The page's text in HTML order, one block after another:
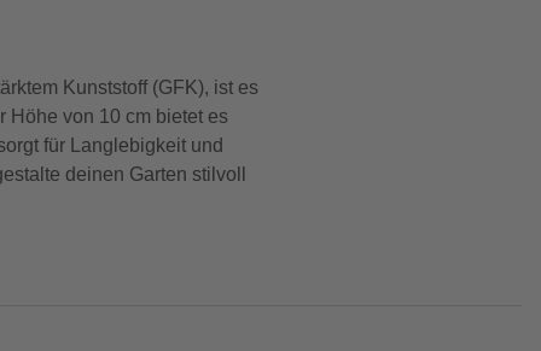
Kunststoff (GFK), ist es
Höhe von 10 cm bietet es
für Langlebigkeit und
deinen Garten stilvoll